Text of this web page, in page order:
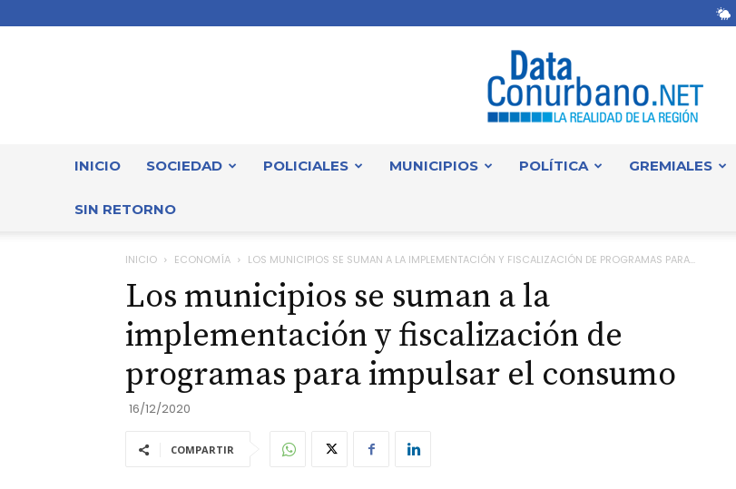
INICIO SOCIEDAD POLICIALES MUNICIPIOS POLÍTICA GREMIALES
SIN RETORNO
INICIO ECONOMÍA LOS MUNICIPIOS SE SUMAN A LA IMPLEMENTACIÓN Y FISCALIZACIÓN DE PROGRAMAS PARA...
Los municipios se suman a la
implementación y fiscalización de
programas para impulsar el consumo
16/12/2020
COMPARTIR